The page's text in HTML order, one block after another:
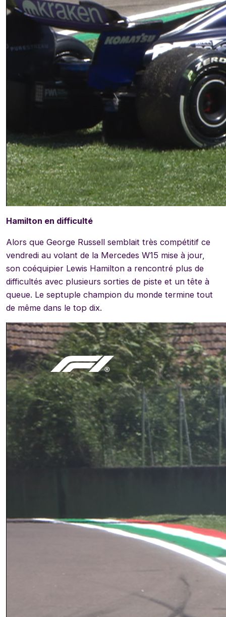
Hamilton en difficulté
Alors que George Russell semblait très compétitif ce
vendredi au volant de la Mercedes W15 mise à jour,
son coéquipier Lewis Hamilton a rencontré plus de
difficultés avec plusieurs sorties de piste et un tête à
queue. Le septuple champion du monde termine tout
de même dans le top dix.